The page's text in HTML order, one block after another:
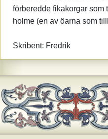
förberedde fikakorgar som
holme (en av öarna som
Skribent: Fredrik